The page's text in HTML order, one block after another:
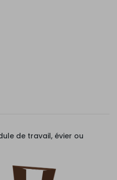
de travail, évier ou